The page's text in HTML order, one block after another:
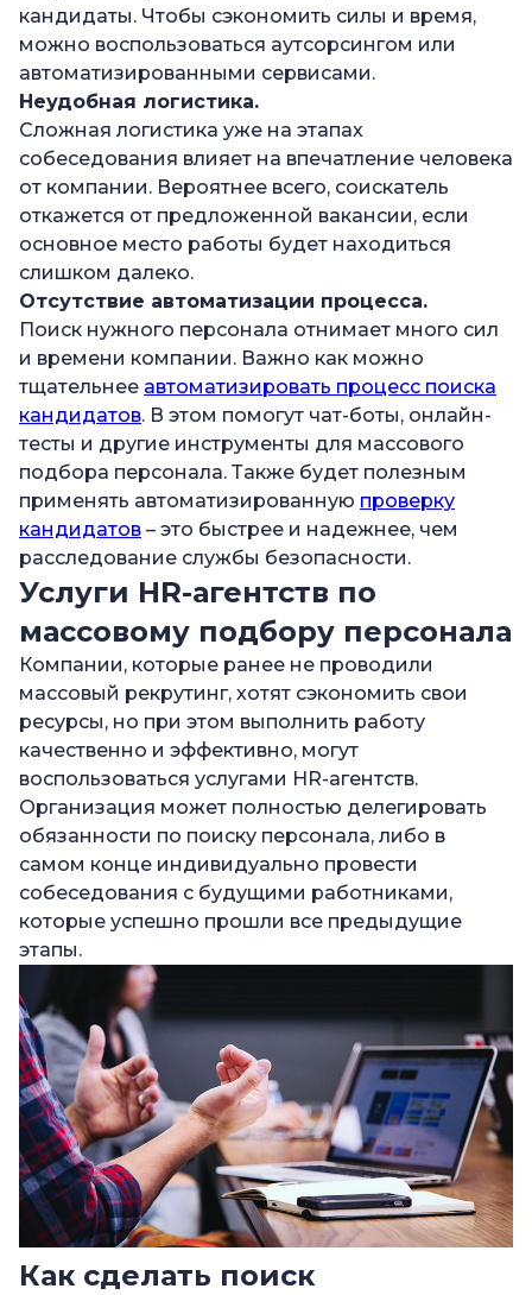
кандидаты. Чтобы сэкономить силы и время,
можно воспользоваться аутсорсингом или
автоматизированными сервисами.
Неудобная логистика.
Сложная логистика уже на этапах
собеседования влияет на впечатление человека
от компании. Вероятнее всего, соискатель
откажется от предложенной вакансии, если
основное место работы будет находиться
слишком далеко.
Отсутствие автоматизации процесса.
Поиск нужного персонала отнимает много сил
и времени компании. Важно как можно
тщательнее автоматизировать процесс поиска
кандидатов. В этом помогут чат-боты, онлайн-
тесты и другие инструменты для массового
подбора персонала. Также будет полезным
применять автоматизированную проверку
кандидатов – это быстрее и надежнее, чем
расследование службы безопасности.
Услуги HR-агентств по
массовому подбору персонала
Компании, которые ранее не проводили
массовый рекрутинг, хотят сэкономить свои
ресурсы, но при этом выполнить работу
качественно и эффективно, могут
воспользоваться услугами HR-агентств.
Организация может полностью делегировать
обязанности по поиску персонала, либо в
самом конце индивидуально провести
собеседования с будущими работниками,
которые успешно прошли все предыдущие
этапы.
Как сделать поиск